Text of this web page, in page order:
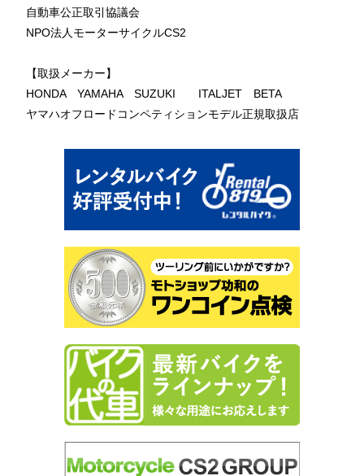
自動車公正取引協議会
NPO法人モーターサイクルCS2
【取扱メーカー】
HONDA YAMAHA SUZUKI ITALJET BETA
ヤマハオフロードコンペティションモデル正規取扱店